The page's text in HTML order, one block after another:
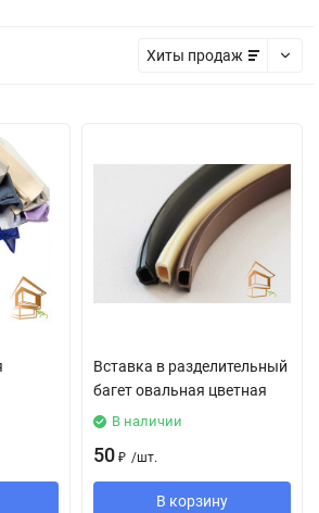
Хиты продаж
Вставка в разделительный
багет овальная цветная
В наличии
50 ₽ /шт.
В корзину